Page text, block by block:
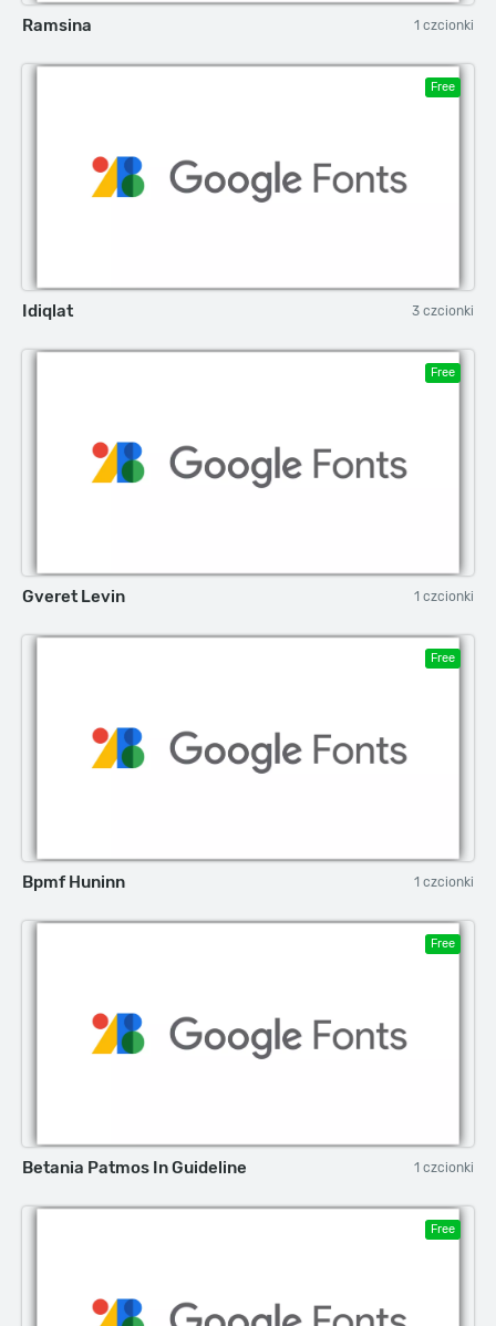
Ramsina 1 czcionki
Free
Idiqlat 3 czcionki
Free
Gveret Levin 1 czcionki
Free
Bpmf Huninn 1 czcionki
Free
Betania Patmos In Guideline 1 czcionki
Free